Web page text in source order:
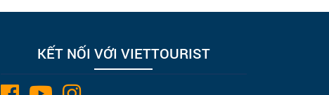
KẾT NỐI VỚI VIETTOURIST